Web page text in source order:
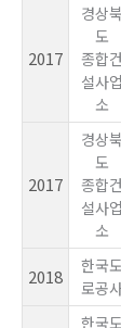
2017
경상북
도
종합건
설사업
소
2017
경상북
도
종합건
설사업
소
2018
한국도
로공
한국도